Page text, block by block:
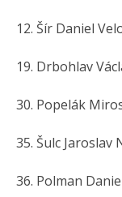
12. Šír Daniel
19. Drbohlav
30. Popelák
35. Šulc Jaroslav
36. Polman